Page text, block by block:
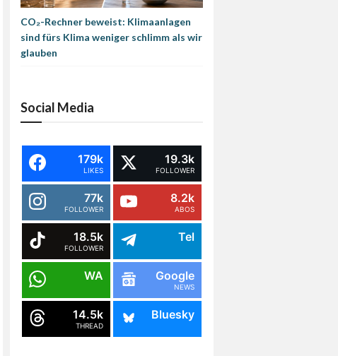
CO₂-Rechner beweist: Klimaanlagen
sind fürs Klima weniger schlimm als wir
glauben
Social Media
179k
LIKES
19.3k
FOLLOWER
77k
FOLLOWER
8.2k
ABOS
18.5k
FOLLOWER
Tel
WA Google
NEWS
14.5k
THREAD
Bluesky